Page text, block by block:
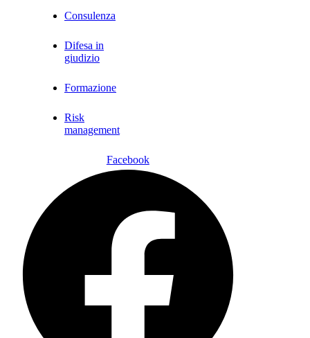
Consulenza
Difesa in
giudizio
Formazione
Risk
management
Facebook